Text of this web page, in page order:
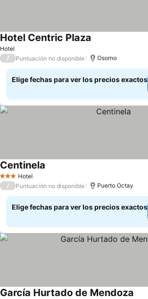
Hotel
Hotel Centric Plaza
/ Puntuación no disponible Osorno
Elige fechas para ver los precios exactos
3 Estrellas
Hotel
Centinela
/ Puntuación no disponible Puerto Octay
Elige fechas para ver los precios exactos
García Hurtado de Mendoza